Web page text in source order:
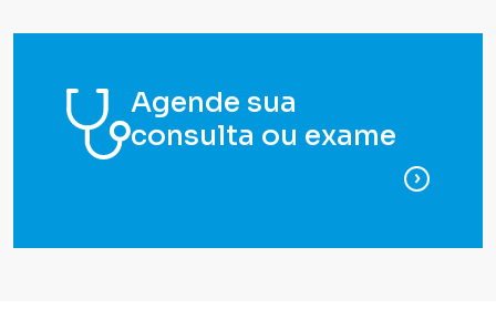
Agende sua
consulta ou exame
para